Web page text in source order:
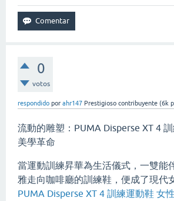
0
votos
respondido por ahr147 Prestigioso contribuyente (6k
流動的雕塑：PUMA Disperse XT 4
美學革命
當運動訓練昇華為生活儀式，一雙能
雅走向咖啡廳的訓練鞋，便成了現代
PUMA Disperse XT 4 訓練運動鞋 女性